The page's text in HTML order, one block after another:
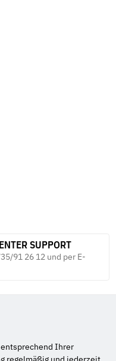
SUPPORT
91 26 12 und per E-
Ihrer